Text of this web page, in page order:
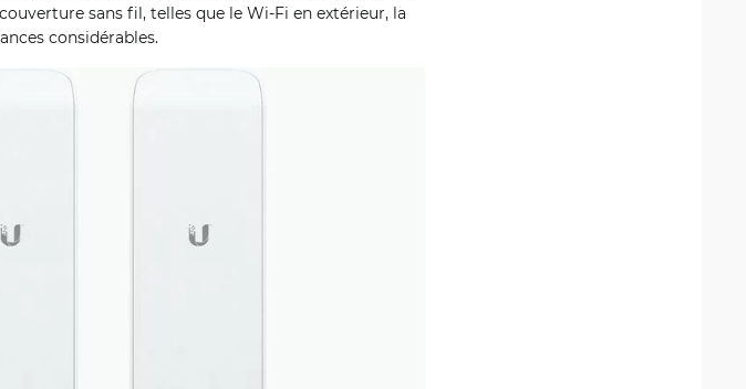
sans fil, telles que le Wi-Fi en extérieur, la
considérables.